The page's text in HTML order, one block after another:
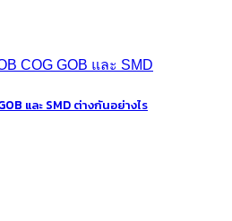
และ SMD ต่างกันอย่างไร